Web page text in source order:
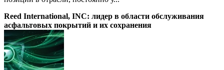
Reed International, INC: лидер в области обслуживания
асфальтовых покрытий и их сохранения